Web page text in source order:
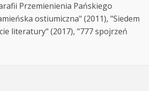
Przemienienia Pańskiego
ostiumiczna" (2011), "Siedem
literatury" (2017), "777 spojrzeń